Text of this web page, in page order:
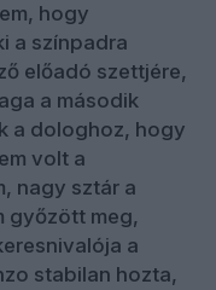
hogy
a színpadra
előadó szettjére,
a második
a dologhoz, hogy
volt a
nagy sztár a
győzött meg,
a
stabilan hozta,